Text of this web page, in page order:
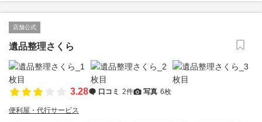
店舗公式
遺品整理さくら
3.28 口コミ 2件 写真 6枚
便利屋・代行サービス